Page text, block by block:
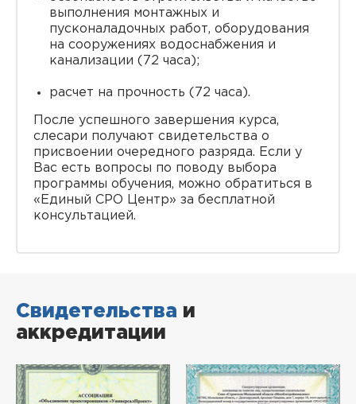
выполнения монтажных и
пусконаладочных работ, оборудования
на сооружениях водоснабжения и
канализации (72 часа);
расчет на прочность (72 часа).
После успешного завершения курса,
слесари получают свидетельства о
присвоении очередного разряда. Если у
Вас есть вопросы по поводу выбора
программы обучения, можно обратиться в
«Единый СРО Центр» за бесплатной
консультацией.
Свидетельства и
аккредитации